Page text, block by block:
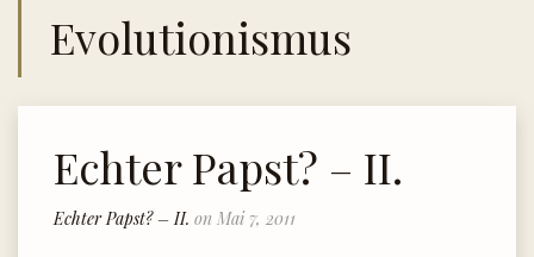
Evolutionismus
Echter Papst? – II.
Echter Papst? – II. on Mai 7, 2011